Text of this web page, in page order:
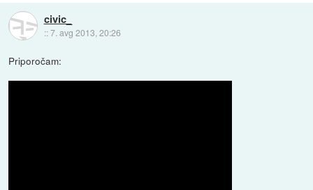
civic_
::7. avg 2013, 20:26
Priporočam: